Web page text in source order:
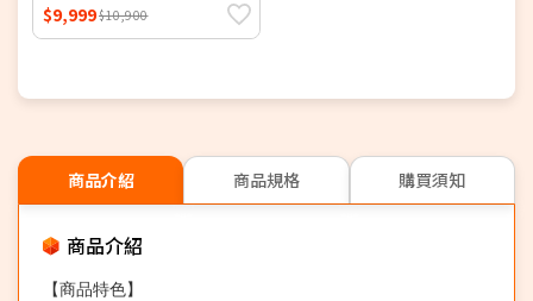
$9,999$10,900
商品介紹 商品規格 購買須知
商品介紹
【商品特色】